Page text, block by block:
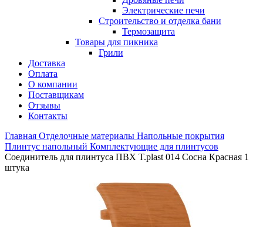
Электрические печи
Строительство и отделка бани
Термозащита
Товары для пикника
Грили
Доставка
Оплата
О компании
Поставщикам
Отзывы
Контакты
Главная Отделочные материалы Напольные покрытия
Плинтус напольный Комплектующие для плинтусов
Соединитель для плинтуса ПВХ T.рlast 014 Сосна Красная 1
штука